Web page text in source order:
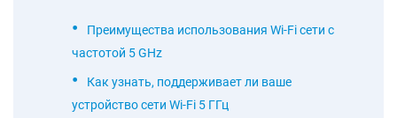
Преимущества использования Wi-Fi сети с
частотой 5 GHz
Как узнать, поддерживает ли ваше
устройство сети Wi-Fi 5 ГГц